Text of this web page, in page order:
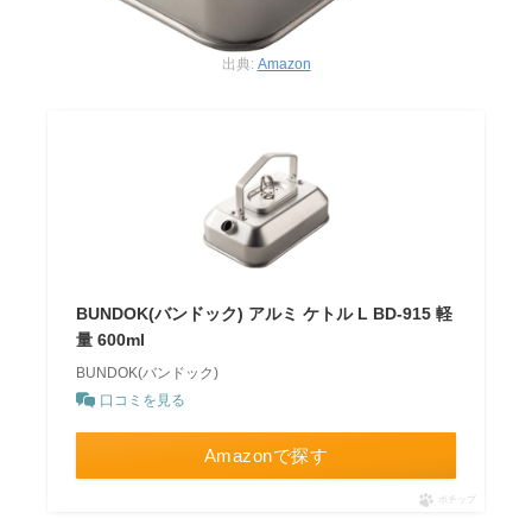
出典: Amazon
BUNDOK(バンドック) アルミ ケトル L BD-915 軽
量 600ml
BUNDOK(バンドック)
口コミを見る
Amazonで探す
ポチップ